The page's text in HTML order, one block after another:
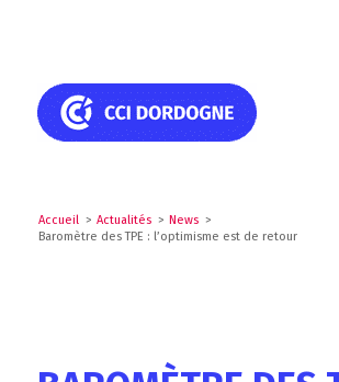
Accueil > Actualités > News >
Baromètre des TPE : l’optimisme est de retour